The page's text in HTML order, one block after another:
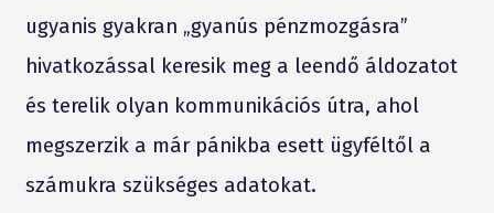
ugyanis gyakran „gyanús pénzmozgásra”
hivatkozással keresik meg a leendő áldozatot
és terelik olyan kommunikációs útra, ahol
megszerzik a már pánikba esett ügyféltől a
számukra szükséges adatokat.